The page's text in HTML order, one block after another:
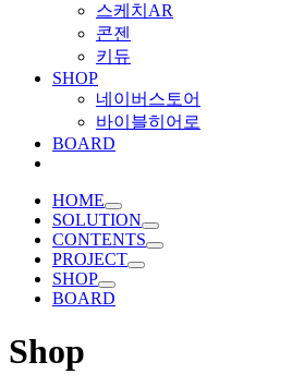
스케치AR
콘젠
키듀
SHOP
네이버스토어
바이블히어로
BOARD
HOME
SOLUTION
CONTENTS
PROJECT
SHOP
BOARD
Shop